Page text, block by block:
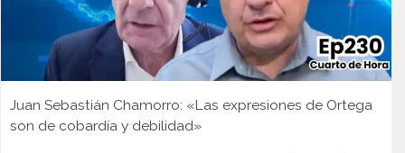
Juan Sebastián Chamorro: «Las expresiones de Ortega
son de cobardía y debilidad»